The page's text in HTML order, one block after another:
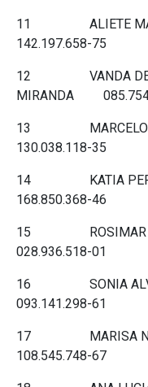
11 ALIETE
142.197.658-75
12 VANDA DE
MIRANDA
13 MARCELO
130.038.118-35
14 KATIA
168.850.368-46
15 ROSIMAR
028.936.518-01
16 SONIA
093.141.298-61
17 MARISA
108.545.748-67